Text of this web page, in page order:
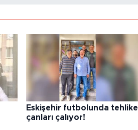
Eskişehir futbolunda tehlike
çanları çalıyor!